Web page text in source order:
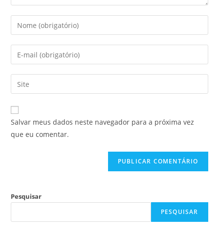
Salvar meus dados neste navegador para a próxima vez
que eu comentar.
Pesquisar
PESQUISAR